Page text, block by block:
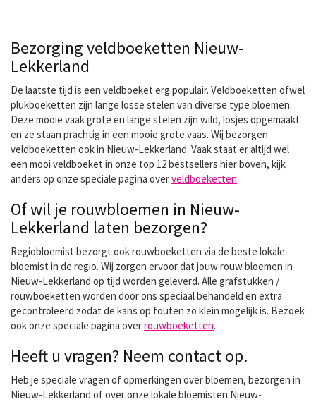
Bezorging veldboeketten Nieuw-
Lekkerland
De laatste tijd is een veldboeket erg populair. Veldboeketten ofwel
plukboeketten zijn lange losse stelen van diverse type bloemen.
Deze mooie vaak grote en lange stelen zijn wild, losjes opgemaakt
en ze staan prachtig in een mooie grote vaas. Wij bezorgen
veldboeketten ook in Nieuw-Lekkerland. Vaak staat er altijd wel
een mooi veldboeket in onze top 12 bestsellers hier boven, kijk
anders op onze speciale pagina overveldboeketten.
Of wil je rouwbloemen in Nieuw-
Lekkerland laten bezorgen?
Regiobloemist bezorgt ook rouwboeketten via de beste lokale
bloemist in de regio. Wij zorgen ervoor dat jouw rouw bloemen in
Nieuw-Lekkerland op tijd worden geleverd. Alle grafstukken /
rouwboeketten worden door ons speciaal behandeld en extra
gecontroleerd zodat de kans op fouten zo klein mogelijk is. Bezoek
ook onze speciale pagina overrouwboeketten.
Heeft u vragen? Neem contact op.
Heb je speciale vragen of opmerkingen over bloemen, bezorgen in
Nieuw-Lekkerland of over onze lokale bloemisten Nieuw-